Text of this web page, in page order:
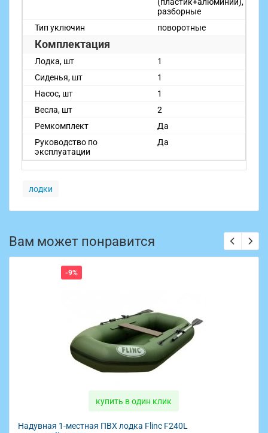
разборные
Тип уключин
поворотные
Комплектация
Лодка, шт
1
Сиденья, шт
1
Насос, шт
1
Весла, шт
2
Ремкомплект
Да
Руководство по
эксплуатации
Да
лодки
Вам может понравится
купить в один клик
-9%
Надувная 1-местная ПВХ лодка Flinc F240L